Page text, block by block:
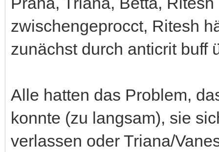
zwischengeprocct, Ritesh
zunächst durch anticrit buff
Alle hatten das Problem,
konnte (zu langsam), sie
verlassen oder Triana/